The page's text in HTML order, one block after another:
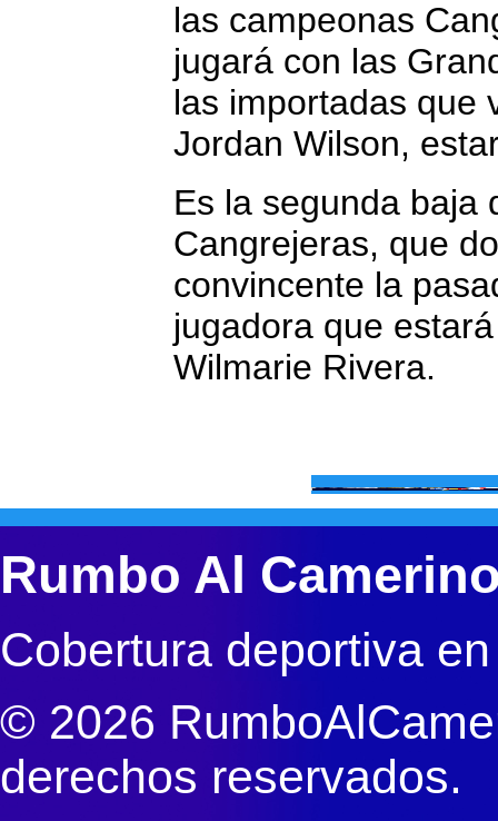
las campeonas
jugará con las
las importadas que
Jordan Wilson,
Es la segunda baja
Cangrejeras, que
convincente la
jugadora que
Wilmarie Rivera.
Rumbo Al
Cobertura deportiva
© 2026
derechos reservados.